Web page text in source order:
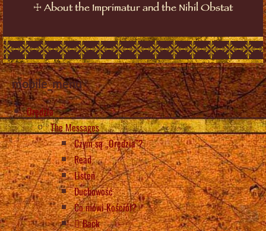
☩ About the Imprimatur and the Nihil Obstat
mobile_menu
Orędzia
The Messages
Czym są „Orędzia”?
Read
Listen
Duchowość
Co mówi Kościół?
Back